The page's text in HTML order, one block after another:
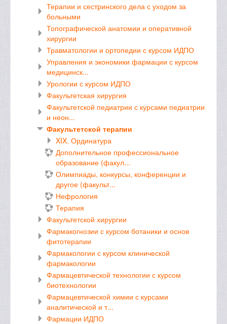
Терапии и сестринского дела с уходом за
больными
Топографической анатомии и оперативной
хирургии
Травматологии и ортопедии с курсом ИДПО
Управления и экономики фармации с курсом
медицинск...
Урологии с курсом ИДПО
Факультетская хирургия
Факультетской педиатрии с курсами педиатрии
и неон...
Факультетской терапии
XIX. Ординатура
Дополнительное профессиональное
образование (факул...
Олимпиады, конкурсы, конференции и
другое (факульт...
Нефрология
Терапия
Факультетской хирургии
Фармакогнозии с курсом ботаники и основ
фитотерапии
Фармакологии с курсом клинической
фармакологии
Фармацевтической технологии с курсом
биотехнологии
Фармацевтической химии с курсами
аналитической и т...
Фармации ИДПО